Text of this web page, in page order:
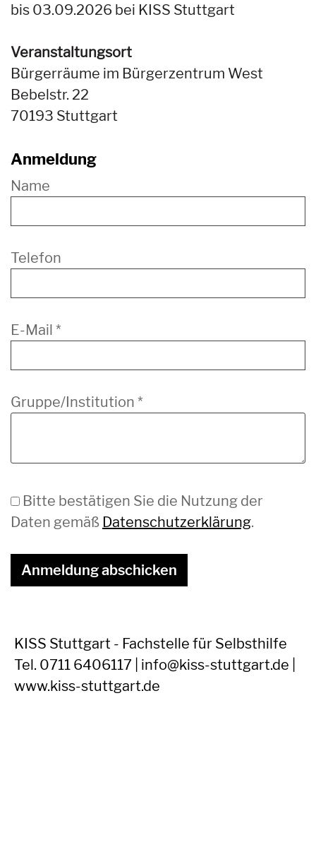
bis 03.09.2026 bei KISS Stuttgart
Veranstaltungsort
Bürgerräume im Bürgerzentrum West
Bebelstr. 22
70193 Stuttgart
Anmeldung
Name
Telefon
E-Mail *
Gruppe/Institution *
Bitte bestätigen Sie die Nutzung der
Daten gemäß Datenschutzerklärung.
KISS Stuttgart - Fachstelle für Selbsthilfe
Tel. 0711 6406117 | info@kiss-stuttgart.de |
www.kiss-stuttgart.de